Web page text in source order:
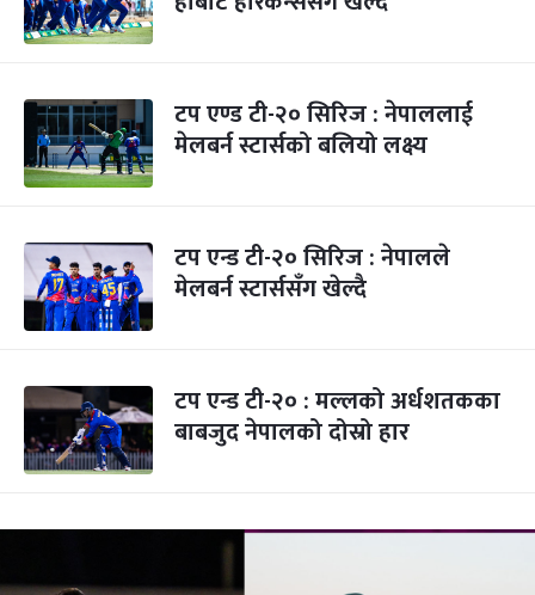
टप एण्ड टी-२० सिरिज : नेपाललाई
मेलबर्न स्टार्सको बलियो लक्ष्य
टप एन्ड टी-२० सिरिज : नेपालले
मेलबर्न स्टार्ससँग खेल्दै
टप एन्ड टी-२० : मल्लको अर्धशतकका
बाबजुद नेपालको दोस्रो हार